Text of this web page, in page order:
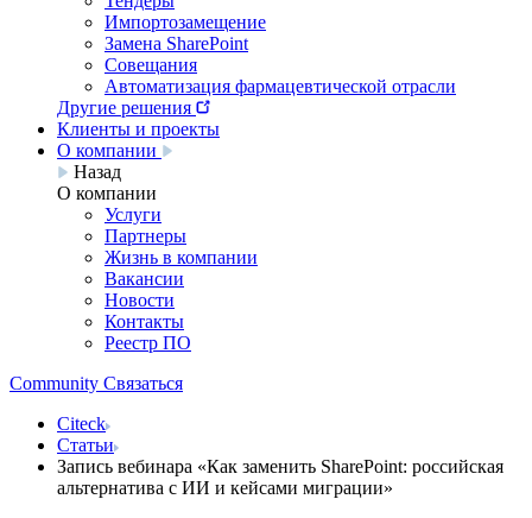
Импортозамещение
Замена SharePoint
Совещания
Автоматизация фармацевтической отрасли
Другие решения
Клиенты и проекты
О компании
Назад
О компании
Услуги
Партнеры
Жизнь в компании
Вакансии
Новости
Контакты
Реестр ПО
Community Связаться
Citeck
Статьи
Запись вебинара «Как заменить SharePoint: российская
альтернатива с ИИ и кейсами миграции»